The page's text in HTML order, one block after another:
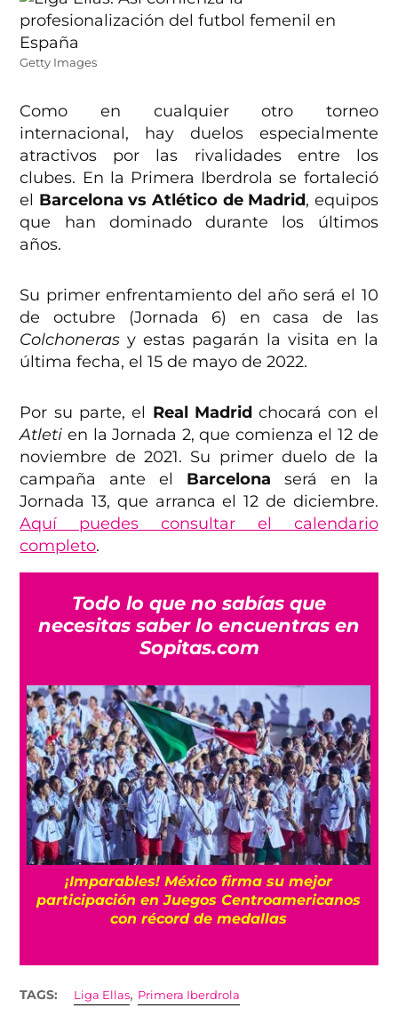
Getty Images
Como en cualquier otro torneo
internacional, hay duelos especialmente
atractivos por las rivalidades entre los
clubes. En la Primera Iberdrola se fortaleció
el Barcelona vs Atlético de Madrid, equipos
que han dominado durante los últimos
años.
Su primer enfrentamiento del año será el 10
de octubre (Jornada 6) en casa de las
Colchoneras y estas pagarán la visita en la
última fecha, el 15 de mayo de 2022.
Por su parte, el Real Madridchocará con el
Atleti en la Jornada 2, que comienza el 12 de
noviembre de 2021. Su primer duelo de la
campaña ante el Barcelona será en la
Jornada 13, que arranca el 12 de diciembre.
Aquí puedes consultar el calendario
completo.
Todo lo que no sabías que
necesitas saber lo encuentras en
Sopitas.com
¡Imparables! México firma su mejor
participación en Juegos Centroamericanos
con récord de medallas
TAGS: Liga Ellas, Primera Iberdrola